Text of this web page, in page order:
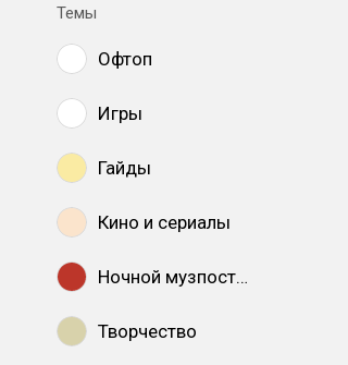
Темы
Офтоп
Игры
Гайды
Кино и сериалы
Ночной музпостинг
Творчество